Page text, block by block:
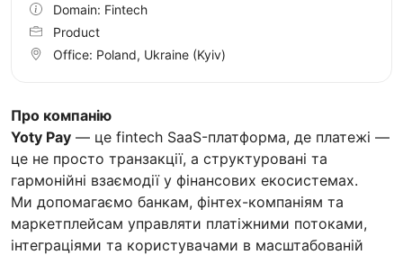
Про компанію
Yoty Pay — це fintech SaaS-платформа, де платежі —
це не просто транзакції, а структуровані та
гармонійні взаємодії у фінансових екосистемах.
Ми допомагаємо банкам, фінтех-компаніям та
маркетплейсам управляти платіжними потоками,
інтеграціями та користувачами в масштабованій
Domain: Fintech
Product
Office: Poland, Ukraine (Kyiv)